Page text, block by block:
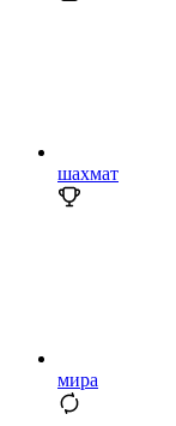
шахмат
мира